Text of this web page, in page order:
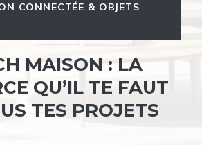
CONNECTÉE & OBJETS
MAISON : LA
QU’IL TE FAUT
TES PROJETS